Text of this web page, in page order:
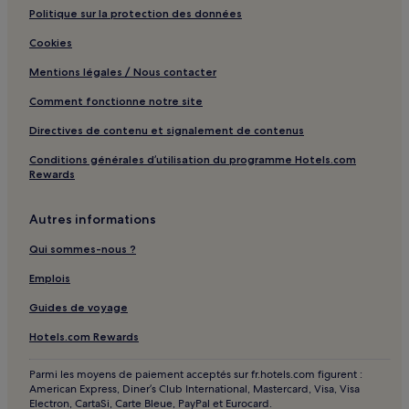
Ya'an : hôtels Hôtels pas chers
Plaza Wanda Ya'an : hôtels à proximité
Gorge de Bifeng : hôtels à proximité
Ville Ancienne de Pingle : hôtels à proximité
Université Agricole du Sichuan : hôtels à proximité
Politique sur la protection des données
Cookies
Mentions légales / Nous contacter
Comment fonctionne notre site
Directives de contenu et signalement de contenus
Conditions générales d’utilisation du programme Hotels.com
Rewards
Autres informations
Qui sommes-nous ?
Emplois
Guides de voyage
Hotels.com Rewards
Parmi les moyens de paiement acceptés sur fr.hotels.com figurent :
American Express, Diner’s Club International, Mastercard, Visa, Visa
Electron, CartaSi, Carte Bleue, PayPal et Eurocard.